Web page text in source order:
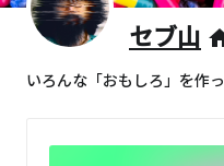
セブ山
いろんな「おもしろ」を作